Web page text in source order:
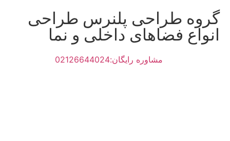
گروه طراحی پلنرس طراحی
انواع فضاهای داخلی و نما
مشاوره رایگان:02126644024